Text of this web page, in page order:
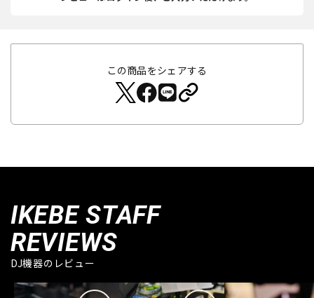
この商品をシェアする
IKEBE STAFF
REVIEWS
DJ機器のレビュー